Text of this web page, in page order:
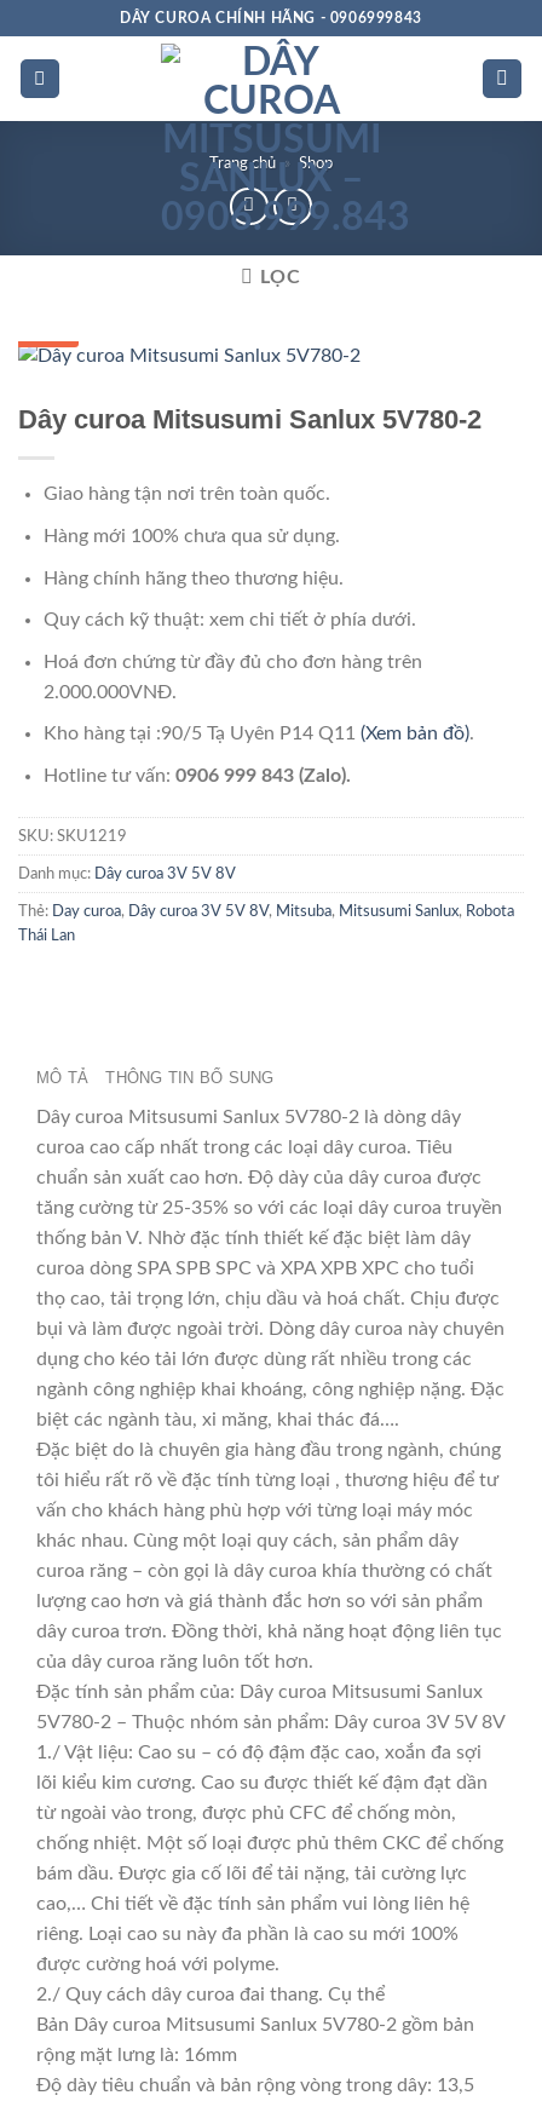
dung
DÂY CUROA CHÍNH HÃNG - 0906999843
Trang chủ » Shop
LỌC
Dây curoa Mitsusumi Sanlux 5V780-2
Giao hàng tận nơi trên toàn quốc.
Hàng mới 100% chưa qua sử dụng.
Hàng chính hãng theo thương hiệu.
Quy cách kỹ thuật: xem chi tiết ở phía dưới.
Hoá đơn chứng từ đầy đủ cho đơn hàng trên
2.000.000VNĐ.
Kho hàng tại :90/5 Tạ Uyên P14 Q11 (Xem bản đồ).
Hotline tư vấn: 0906 999 843 (Zalo).
SKU: SKU1219
Danh mục: Dây curoa 3V 5V 8V
Thẻ: Day curoa, Dây curoa 3V 5V 8V, Mitsuba, Mitsusumi Sanlux, Robota
Thái Lan
MÔ TẢ THÔNG TIN BỔ SUNG
Dây curoa Mitsusumi Sanlux 5V780-2 là dòng dây
curoa cao cấp nhất trong các loại dây curoa. Tiêu
chuẩn sản xuất cao hơn. Độ dày của dây curoa được
tăng cường từ 25-35% so với các loại dây curoa truyền
thống bản V. Nhờ đặc tính thiết kế đặc biệt làm dây
curoa dòng SPA SPB SPC và XPA XPB XPC cho tuổi
thọ cao, tải trọng lớn, chịu dầu và hoá chất. Chịu được
bụi và làm được ngoài trời. Dòng dây curoa này chuyên
dụng cho kéo tải lớn được dùng rất nhiều trong các
ngành công nghiệp khai khoáng, công nghiệp nặng. Đặc
biệt các ngành tàu, xi măng, khai thác đá….
Đặc biệt do là chuyên gia hàng đầu trong ngành, chúng
tôi hiểu rất rõ về đặc tính từng loại , thương hiệu để tư
vấn cho khách hàng phù hợp với từng loại máy móc
khác nhau. Cùng một loại quy cách, sản phẩm dây
curoa răng – còn gọi là dây curoa khía thường có chất
lượng cao hơn và giá thành đắc hơn so với sản phẩm
dây curoa trơn. Đồng thời, khả năng hoạt động liên tục
của dây curoa răng luôn tốt hơn.
Đặc tính sản phẩm của: Dây curoa Mitsusumi Sanlux
5V780-2 – Thuộc nhóm sản phẩm: Dây curoa 3V 5V 8V
1./ Vật liệu: Cao su – có độ đậm đặc cao, xoắn đa sợi
lõi kiểu kim cương. Cao su được thiết kế đậm đạt dần
từ ngoài vào trong, được phủ CFC để chống mòn,
chống nhiệt. Một số loại được phủ thêm CKC để chống
bám dầu. Được gia cố lõi để tải nặng, tải cường lực
cao,… Chi tiết về đặc tính sản phẩm vui lòng liên hệ
riêng. Loại cao su này đa phần là cao su mới 100%
được cường hoá với polyme.
2./ Quy cách dây curoa đai thang. Cụ thể
Bản Dây curoa Mitsusumi Sanlux 5V780-2 gồm bản
rộng mặt lưng là: 16mm
Độ dày tiêu chuẩn và bản rộng vòng trong dây: 13,5